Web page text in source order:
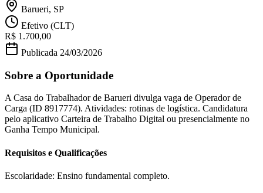
Segurança
Cultura
Meio Ambiente
Obras
Educação
Selecione sua regiãoPara notícias da sua região
AldeiaAldeia da SerraAldeia de BarueriAlphavilleBairro
Jubran BelvalBethavilleBoa
RegiãoCotiaCruz PretaEngenho Novo
CalifórniaJardim dos AltosJardim dos Camargos
Barueri, SP
Efetivo (CLT)
R$ 1.700,00
Publicada 24/03/2026
Sobre a Oportunidade
A Casa do Trabalhador de Barueri divulga vaga de Operador de
Carga (ID 8917774). Atividades: rotinas de logística. Candidatura
pelo aplicativo Carteira de Trabalho Digital ou presencialmente no
Ganha Tempo Municipal.
Requisitos e Qualificações
Escolaridade: Ensino fundamental completo.